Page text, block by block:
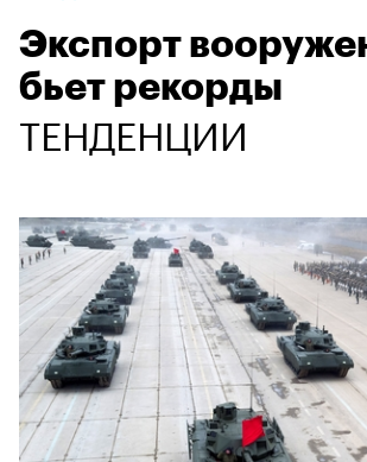
Экспорт
бьет рекорды
ТЕНДЕНЦИИ